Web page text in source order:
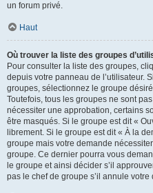
un forum privé.
Haut
Où trouver la liste des groupes
Pour consulter la liste des groupes,
depuis votre panneau de l’utilisateur.
groupes, sélectionnez le groupe
Toutefois, tous les groupes ne sont
nécessiter une approbation, certains
être masqués. Si le groupe est dit «
librement. Si le groupe est dit « À la
groupe mais votre demande
groupe. Ce dernier pourra vous
le groupe et ainsi décider s’il
pas le chef de groupe s’il annule